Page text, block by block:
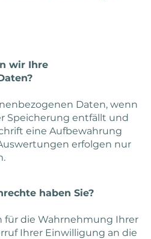
wir Ihre
Daten, wenn
Speicherung entfällt und
eine Aufbewahrung
erfolgen nur
haben Sie?
für die Wahrnehmung Ihrer
Ihrer Einwilligung an die